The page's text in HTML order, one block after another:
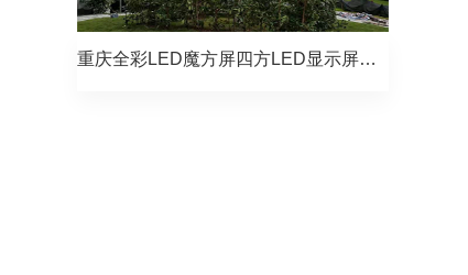
重庆全彩LED魔方屏四方LED显示屏项目